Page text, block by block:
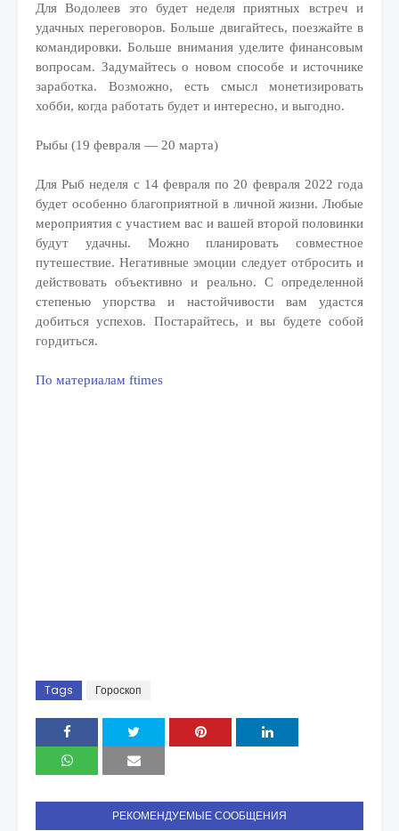
Для Водолеев это будет неделя приятных встреч и
удачных переговоров. Больше двигайтесь, поезжайте в
командировки. Больше внимания уделите финансовым
вопросам. Задумайтесь о новом способе и источнике
заработка. Возможно, есть смысл монетизировать
хобби, когда работать будет и интересно, и выгодно.
Рыбы (19 февраля — 20 марта)
Для Рыб неделя с 14 февраля по 20 февраля 2022 года
будет особенно благоприятной в личной жизни. Любые
мероприятия с участием вас и вашей второй половинки
будут удачны. Можно планировать совместное
путешествие. Негативные эмоции следует отбросить и
действовать объективно и реально. С определенной
степенью упорства и настойчивости вам удастся
добиться успехов. Постарайтесь, и вы будете собой
гордиться.
По материалам ftimes
Tags Гороскоп
РЕКОМЕНДУЕМЫЕ СООБЩЕНИЯ